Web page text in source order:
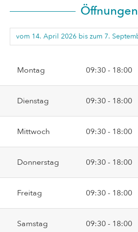
Öffnungen
Montag 09:30 - 18:00
Dienstag 09:30 - 18:00
Mittwoch 09:30 - 18:00
Donnerstag 09:30 - 18:00
Freitag 09:30 - 18:00
Samstag 09:30 - 18:00